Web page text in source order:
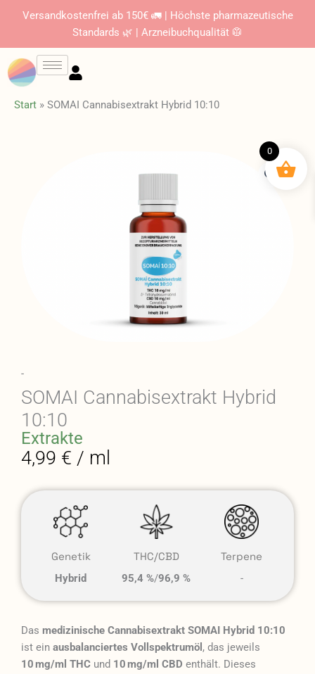
Versandkostenfrei ab 150€ 🚛 | Höchste pharmazeutische
Standards 🌿 | Arzneibuchqualität 🥼
Start » SOMAI Cannabisextrakt Hybrid 10:10
-
SOMAI Cannabisextrakt Hybrid
10:10
Extrakte
4,99 € / ml
Genetik
Hybrid
THC/CBD
95,4 %/96,9 %
Terpene
-
Das medizinische Cannabisextrakt SOMAI Hybrid 10:10
ist ein ausbalanciertes Vollspektrumöl , das jeweils
10 mg/ml THC und 10 mg/ml CBD enthält. Dieses
0